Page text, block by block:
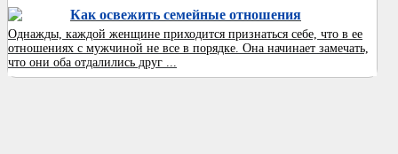
Как освежить семейные отношения
Однажды, каждой женщине приходится признаться себе, что в ее
отношениях с мужчиной не все в порядке. Она начинает замечать,
что они оба отдалились друг ...